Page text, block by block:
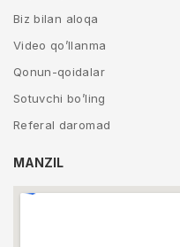
Biz bilan aloqa
Video qo’llanma
Qonun-qoidalar
Sotuvchi bo’ling
Referal daromad
MANZIL